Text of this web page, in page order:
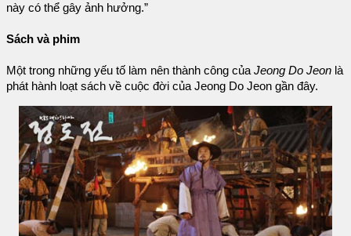
này có thể gây ảnh hưởng.”
Sách và phim
Một trong những yếu tố làm nên thành công của Jeong Do Jeon là
phát hành loạt sách về cuộc đời của Jeong Do Jeon gần đây.